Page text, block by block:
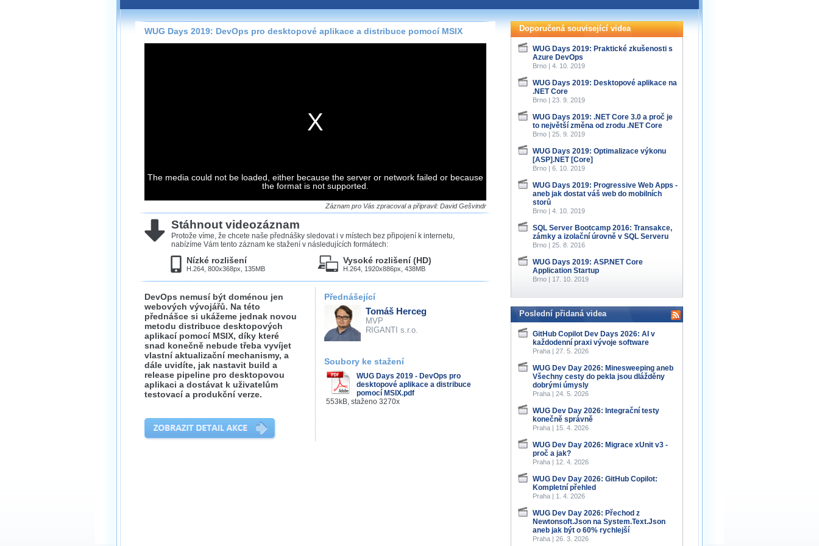
Záznamy na našem webu můžete pohodlně sledovat
přímo na stránce s využitím našehoHTML 5nebo
Silverlightpřehrávače.
neumožňuje, proto umožňujeme stahování vybraných
Velmi staré záznamy máme historicky uložené
ve formátu, který není vhodný pro stahování,
proto je ke stažení nenabízíme.
WUG Days 2019: DevOps pro desktopové aplikace a distribuce pomocí MSIX
The media could not be loaded, either because the server or network failed or because
the format is not supported.
Záznam pro Vás zpracoval a připravil: David Gešvindr
Stáhnout videozáznam
Protože víme, že chcete naše přednášky sledovat i v místech bez připojení k internetu,
nabízíme Vám tento záznam ke stažení v následujících formátech:
Nízké rozlišení
H.264, 800x368px, 135MB
Vysoké rozlišení (HD)
H.264, 1920x886px, 438MB
DevOps nemusí být doménou jen
webových vývojářů. Na této
přednášce si ukážeme jednak novou
metodu distribuce desktopových
aplikací pomocí MSIX, díky které
snad konečně nebude třeba vyvíjet
vlastní aktualizační mechanismy, a
dále uvidíte, jak nastavit build a
release pipeline pro desktopovou
aplikaci a dostávat k uživatelům
testovací a produkční verze.
Přednášející
Tomáš Herceg
MVP
RIGANTI s.r.o.
Soubory ke stažení
WUG Days 2019 - DevOps pro
desktopové aplikace a distribuce
pomocí MSIX.pdf
553kB, staženo 3270x
Doporučená související videa
WUG Days 2019: Praktické zkušenosti s
Azure DevOps
Brno | 4. 10. 2019
WUG Days 2019: Desktopové aplikace na
.NET Core
Brno | 23. 9. 2019
WUG Days 2019: .NET Core 3.0 a proč je
to největší změna od zrodu .NET Core
Brno | 25. 9. 2019
WUG Days 2019: Optimalizace výkonu
[ASP].NET [Core]
Brno | 6. 10. 2019
WUG Days 2019: Progressive Web Apps -
aneb jak dostat váš web do mobilních
storů
Brno | 4. 10. 2019
SQL Server Bootcamp 2016: Transakce,
zámky a izolační úrovně v SQL Serveru
Brno | 25. 8. 2016
WUG Days 2019: ASP.NET Core
Application Startup
Brno | 17. 10. 2019
Poslední přidaná videa
GitHub Copilot Dev Days 2026: AI v
každodenní praxi vývoje software
Praha | 27. 5. 2026
WUG Dev Day 2026: Minesweeping aneb
Všechny cesty do pekla jsou dlážděny
dobrými úmysly
Praha | 24. 5. 2026
WUG Dev Day 2026: Integrační testy
konečně správně
Praha | 15. 4. 2026
WUG Dev Day 2026: Migrace xUnit v3 -
proč a jak?
Praha | 12. 4. 2026
WUG Dev Day 2026: GitHub Copilot:
Kompletní přehled
Praha | 1. 4. 2026
WUG Dev Day 2026: Přechod z
Newtonsoft.Json na System.Text.Json
aneb jak být o 60% rychlejší
Praha | 26. 3. 2026